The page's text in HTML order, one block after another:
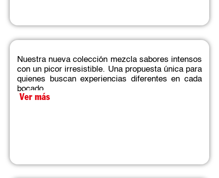
Nuestra nueva colección mezcla sabores intensos
con un picor irresistible. Una propuesta única para
quienes buscan experiencias diferentes en cada
bocado.​
Ver más